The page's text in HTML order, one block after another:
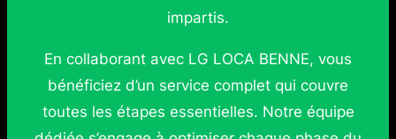
impartis.
En collaborant avec LG LOCA BENNE, vous
bénéficiez d’un service complet qui couvre
toutes les étapes essentielles. Notre équipe